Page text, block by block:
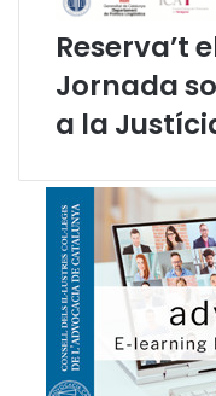
Reserva’t
Jornada
a la